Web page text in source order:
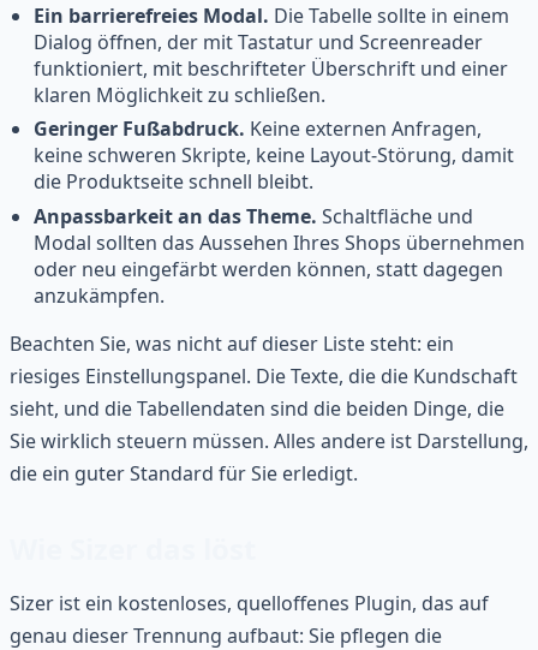
Ein barrierefreies Modal. Die Tabelle sollte in einem
Dialog öffnen, der mit Tastatur und Screenreader
funktioniert, mit beschrifteter Überschrift und einer
klaren Möglichkeit zu schließen.
Geringer Fußabdruck. Keine externen Anfragen,
keine schweren Skripte, keine Layout-Störung, damit
die Produktseite schnell bleibt.
Anpassbarkeit an das Theme. Schaltfläche und
Modal sollten das Aussehen Ihres Shops übernehmen
oder neu eingefärbt werden können, statt dagegen
anzukämpfen.
Beachten Sie, was nicht auf dieser Liste steht: ein
riesiges Einstellungspanel. Die Texte, die die Kundschaft
sieht, und die Tabellendaten sind die beiden Dinge, die
Sie wirklich steuern müssen. Alles andere ist Darstellung,
die ein guter Standard für Sie erledigt.
Sizer ist ein kostenloses, quelloffenes Plugin, das auf
genau dieser Trennung aufbaut: Sie pflegen die